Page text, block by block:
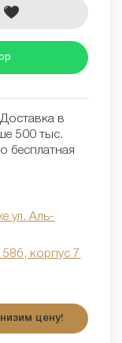
в
500 тыс.
бесплатная
ул. Аль-
корпус 7
цену!